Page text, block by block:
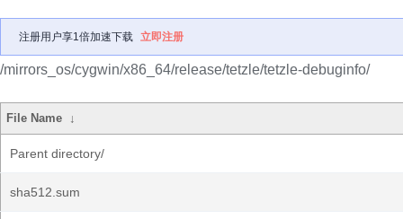
注册用户享1倍加速下载 立即注册
/mirrors_os/cygwin/x86_64/release/tetzle/tetzle-debuginfo/
File Name ↓
Parent directory/
sha512.sum